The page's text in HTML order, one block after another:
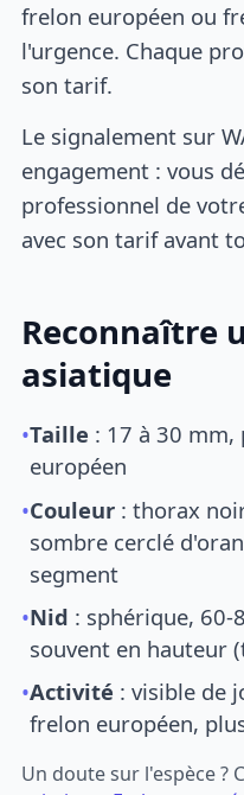
frelon européen ou
l'urgence. Chaque
son tarif.
Le signalement sur
engagement : vous
professionnel de
avec son tarif avant
Reconnaître
asiatique
•Taille : 17 à 30
européen
•Couleur : thorax
sombre cerclé
segment
•Nid : sphérique, 60-
souvent en hauteur
•Activité : visible de
frelon européen,
Un doute sur l'espèce ?